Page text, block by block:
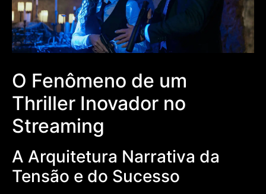
O Fenômeno de um
Thriller Inovador no
Streaming
A Arquitetura Narrativa da
Tensão e do Sucesso